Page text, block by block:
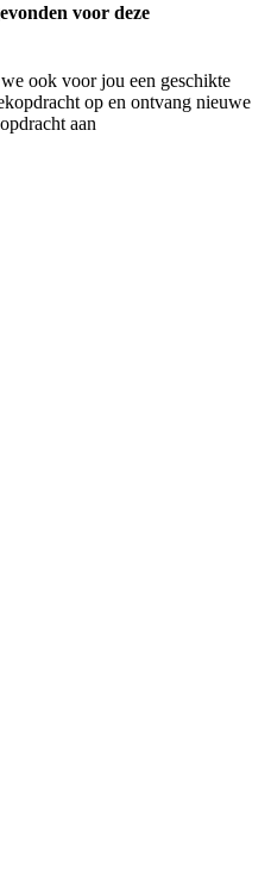
voor deze
ook voor jou een geschikte
op en ontvang nieuwe
aan